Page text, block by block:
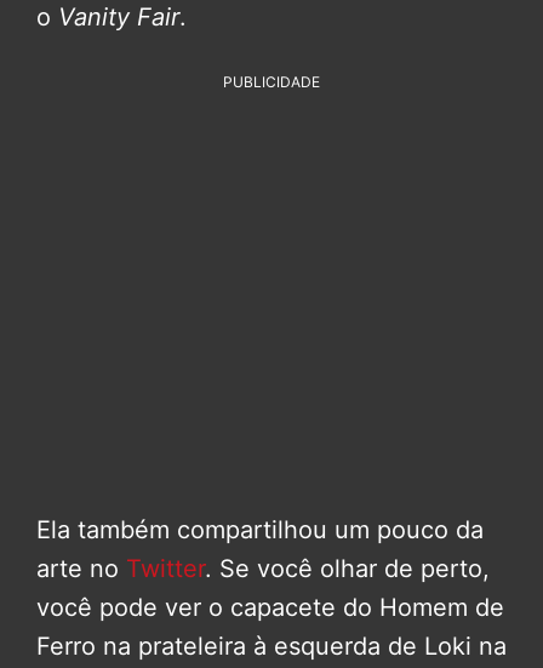
o Vanity Fair.
PUBLICIDADE
Ela também compartilhou um pouco da
arte no Twitter. Se você olhar de perto,
você pode ver o capacete do Homem de
Ferro na prateleira à esquerda de Loki na